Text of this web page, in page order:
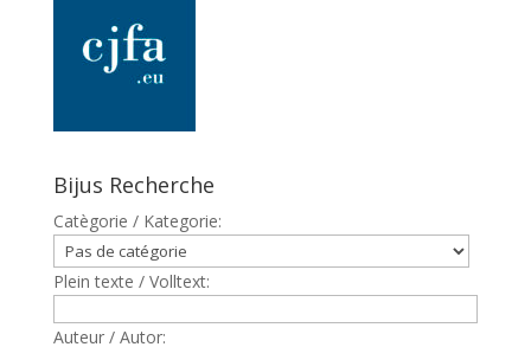
Bijus Recherche
Catègorie / Kategorie:
Plein texte / Volltext:
Auteur / Autor: